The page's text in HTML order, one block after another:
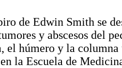
de Edwin Smith se
y abscesos del
el húmero y la
la Escuela de